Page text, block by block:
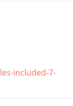
included-7-